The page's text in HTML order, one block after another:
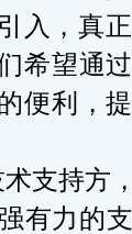
入，真
希望通
便利，
支持方
有力的